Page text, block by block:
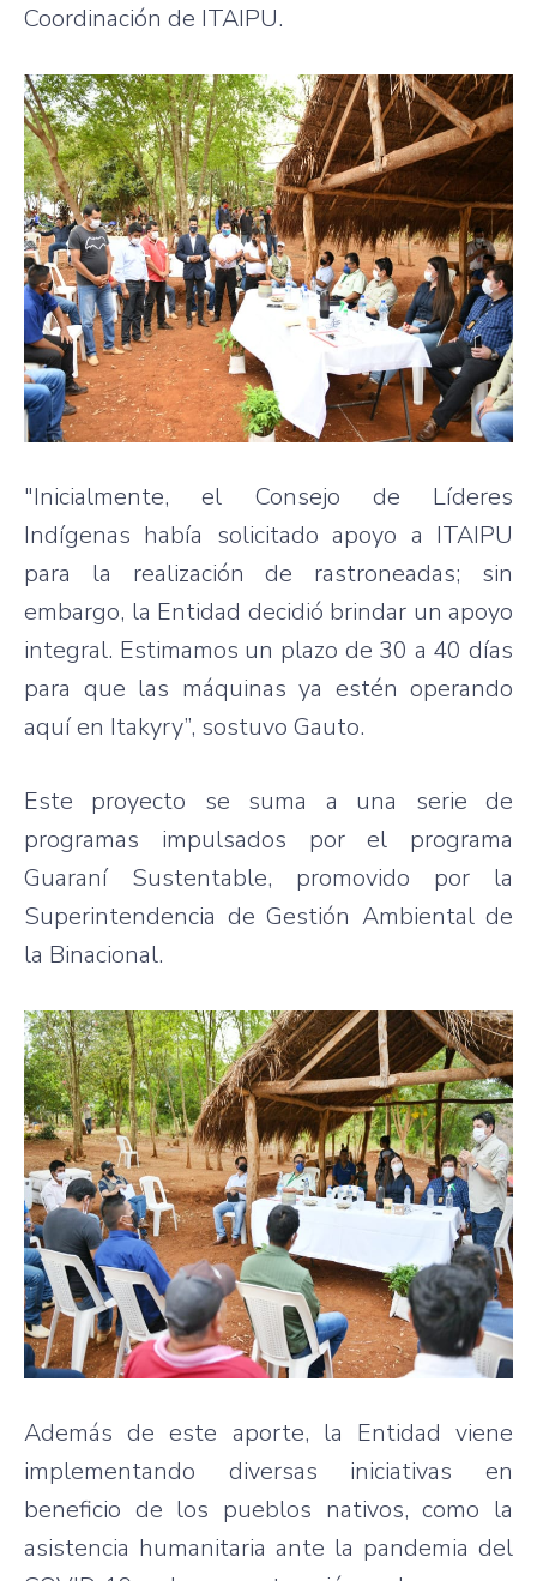
Coordinación de ITAIPU.
"Inicialmente, el Consejo de Líderes
Indígenas había solicitado apoyo a ITAIPU
para la realización de rastroneadas; sin
embargo, la Entidad decidió brindar un apoyo
integral. Estimamos un plazo de 30 a 40 días
para que las máquinas ya estén operando
aquí en Itakyry”, sostuvo Gauto.
Este proyecto se suma a una serie de
programas impulsados por el programa
Guaraní Sustentable, promovido por la
Superintendencia de Gestión Ambiental de
la Binacional.
Además de este aporte, la Entidad viene
implementando diversas iniciativas en
beneficio de los pueblos nativos, como la
asistencia humanitaria ante la pandemia del